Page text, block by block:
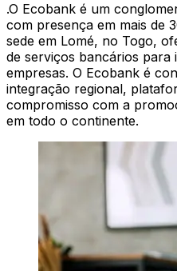
.O Ecobank é um
com presença em mais de
sede em Lomé, no Togo,
de serviços bancários para
empresas. O Ecobank é
integração regional,
compromisso com a
em todo o continente.